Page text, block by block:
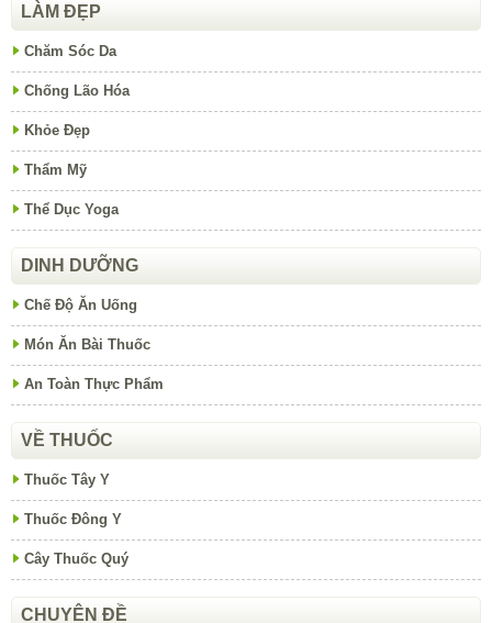
LÀM ĐẸP
Chăm Sóc Da
Chống Lão Hóa
Khỏe Đẹp
Thẩm Mỹ
Thể Dục Yoga
DINH DƯỠNG
Chế Độ Ăn Uống
Món Ăn Bài Thuốc
An Toàn Thực Phẩm
VỀ THUỐC
Thuốc Tây Y
Thuốc Đông Y
Cây Thuốc Quý
CHUYÊN ĐỀ